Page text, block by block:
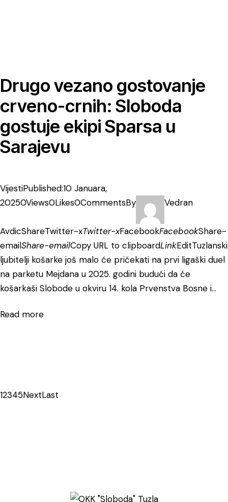
Drugo vezano gostovanje
crveno-crnih: Sloboda
gostuje ekipi Sparsa u
Sarajevu
VijestiPublished:10 Januara,
20250Views0Likes0CommentsBy Vedran
AvdicShareTwitter-xTwitter-xFacebookFacebookShare-
emailShare-emailCopy URL to clipboardLinkEditTuzlanski
ljubitelji košarke još malo će pričekati na prvi ligaški duel
na parketu Mejdana u 2025. godini budući da će
košarkaši Slobode u okviru 14. kola Prvenstva Bosne i…
Read more
12345NextLast